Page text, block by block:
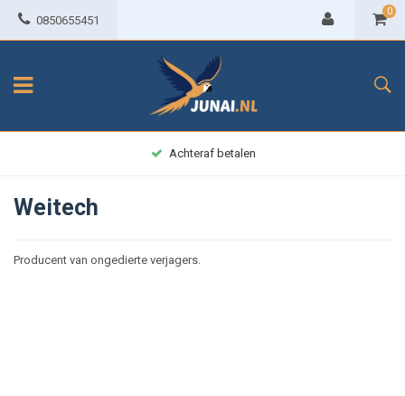
0850655451
0
Achteraf betalen
Weitech
Producent van ongedierte verjagers.